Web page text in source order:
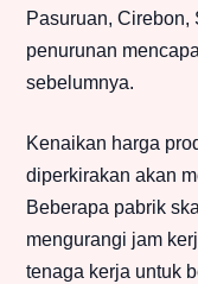
Pasuruan, Cirebon,
penurunan
sebelumnya.
Kenaikan harga
diperkirakan akan
Beberapa pabrik
mengurangi jam
tenaga kerja untuk